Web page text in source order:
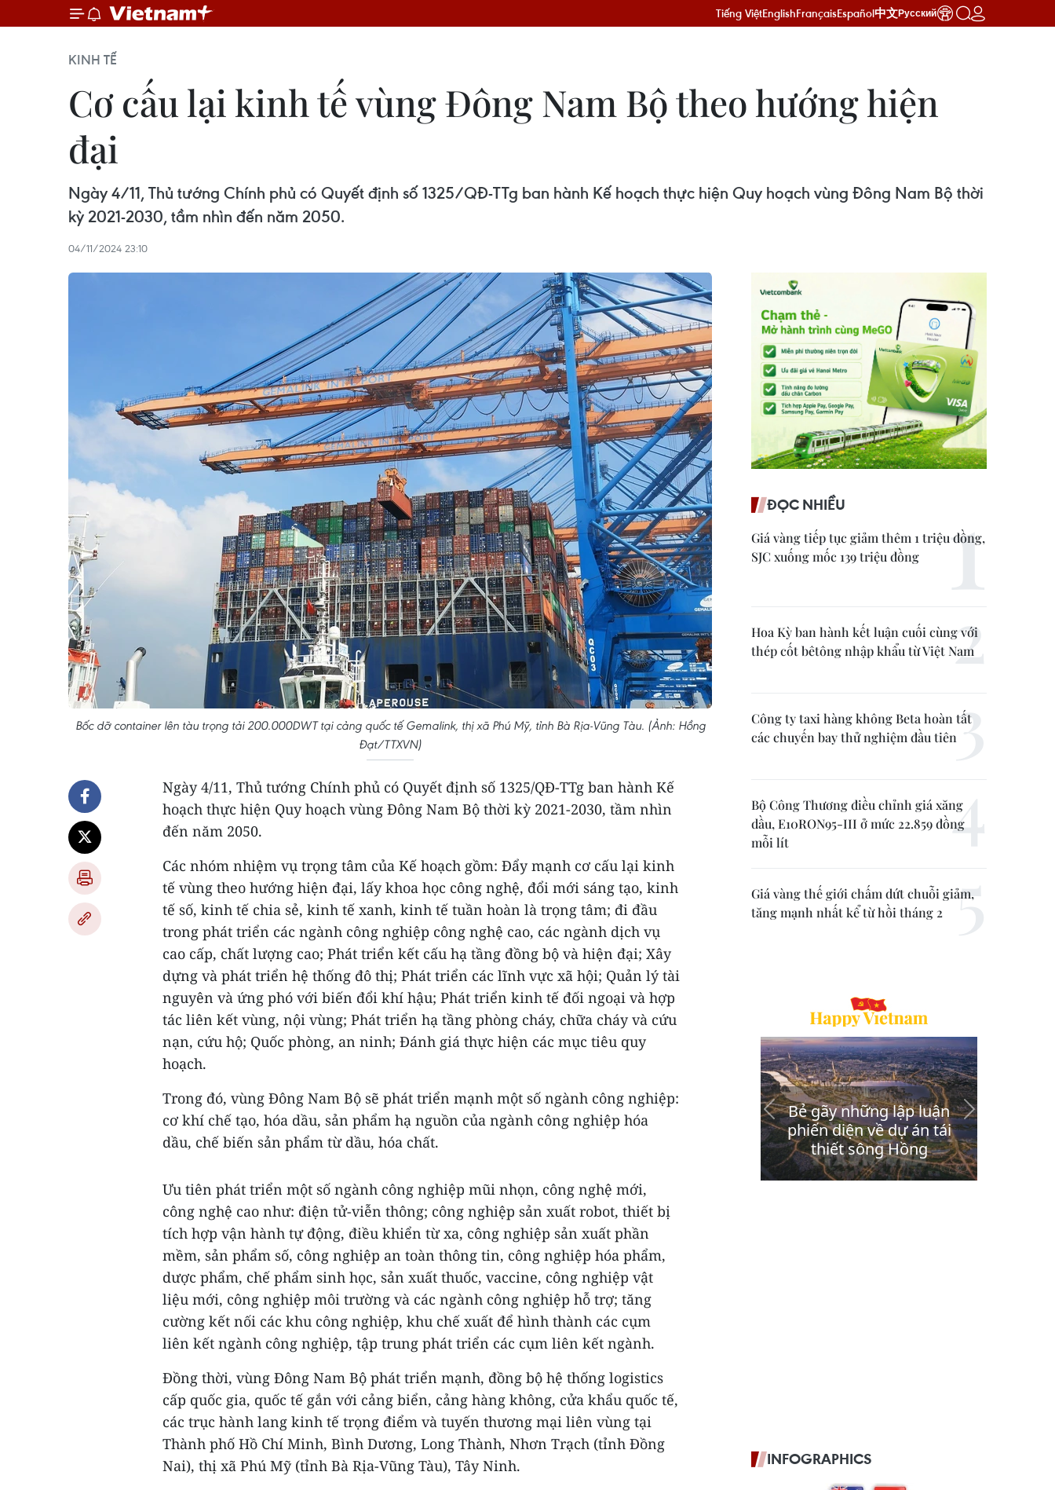
Tiếng ViệtEnglishFrançaisEspañol中文Русский
KINH TẾ
Cơ cấu lại kinh tế vùng Đông Nam Bộ theo hướng hiện
đại
Ngày 4/11, Thủ tướng Chính phủ có Quyết định số 1325/QĐ-TTg ban hành Kế hoạch thực hiện Quy hoạch vùng Đông Nam Bộ thời
kỳ 2021-2030, tầm nhìn đến năm 2050.
04/11/2024 23:10
Bốc dỡ container lên tàu trọng tải 200.000DWT tại cảng quốc tế Gemalink, thị xã Phú Mỹ, tỉnh Bà Rịa-Vũng Tàu. (Ảnh: Hồng
Đạt/TTXVN)
Ngày 4/11, Thủ tướng Chính phủ có Quyết định số 1325/QĐ-TTg ban hành Kế
hoạch thực hiện Quy hoạch vùng Đông Nam Bộ thời kỳ 2021-2030, tầm nhìn
đến năm 2050.
Các nhóm nhiệm vụ trọng tâm của Kế hoạch gồm: Đẩy mạnh cơ cấu lại kinh
tế vùng theo hướng hiện đại, lấy khoa học công nghệ, đổi mới sáng tạo, kinh
tế số, kinh tế chia sẻ, kinh tế xanh, kinh tế tuần hoàn là trọng tâm; đi đầu
trong phát triển các ngành công nghiệp công nghệ cao, các ngành dịch vụ
cao cấp, chất lượng cao; Phát triển kết cấu hạ tầng đồng bộ và hiện đại; Xây
dựng và phát triển hệ thống đô thị; Phát triển các lĩnh vực xã hội; Quản lý tài
nguyên và ứng phó với biến đổi khí hậu; Phát triển kinh tế đối ngoại và hợp
tác liên kết vùng, nội vùng; Phát triển hạ tầng phòng cháy, chữa cháy và cứu
nạn, cứu hộ; Quốc phòng, an ninh; Đánh giá thực hiện các mục tiêu quy
hoạch.
Trong đó, vùng Đông Nam Bộ sẽ phát triển mạnh một số ngành công nghiệp:
cơ khí chế tạo, hóa dầu, sản phẩm hạ nguồn của ngành công nghiệp hóa
dầu, chế biến sản phẩm từ dầu, hóa chất.
Ưu tiên phát triển một số ngành công nghiệp mũi nhọn, công nghệ mới,
công nghệ cao như: điện tử-viễn thông; công nghiệp sản xuất robot, thiết bị
tích hợp vận hành tự động, điều khiển từ xa, công nghiệp sản xuất phần
mềm, sản phẩm số, công nghiệp an toàn thông tin, công nghiệp hóa phẩm,
dược phẩm, chế phẩm sinh học, sản xuất thuốc, vaccine, công nghiệp vật
liệu mới, công nghiệp môi trường và các ngành công nghiệp hỗ trợ; tăng
cường kết nối các khu công nghiệp, khu chế xuất để hình thành các cụm
liên kết ngành công nghiệp, tập trung phát triển các cụm liên kết ngành.
Đồng thời, vùng Đông Nam Bộ phát triển mạnh, đồng bộ hệ thống logistics
cấp quốc gia, quốc tế gắn với cảng biển, cảng hàng không, cửa khẩu quốc tế,
các trục hành lang kinh tế trọng điểm và tuyến thương mại liên vùng tại
Thành phố Hồ Chí Minh, Bình Dương, Long Thành, Nhơn Trạch (tỉnh Đồng
Nai), thị xã Phú Mỹ (tỉnh Bà Rịa-Vũng Tàu), Tây Ninh.
ĐỌC NHIỀU
Giá vàng tiếp tục giảm thêm 1 triệu đồng,
SJC xuống mốc 139 triệu đồng
Hoa Kỳ ban hành kết luận cuối cùng với
thép cốt bêtông nhập khẩu từ Việt Nam
Công ty taxi hàng không Beta hoàn tất
các chuyến bay thử nghiệm đầu tiên
Bộ Công Thương điều chỉnh giá xăng
dầu, E10RON95-III ở mức 22.859 đồng
mỗi lít
Giá vàng thế giới chấm dứt chuỗi giảm,
tăng mạnh nhất kể từ hồi tháng 2
INFOGRAPHICS